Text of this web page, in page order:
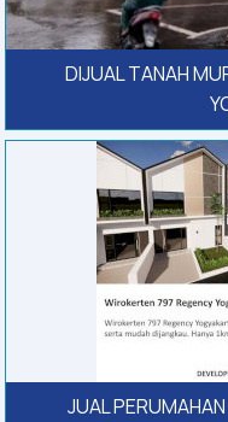
DIJUAL TANAH
JUAL